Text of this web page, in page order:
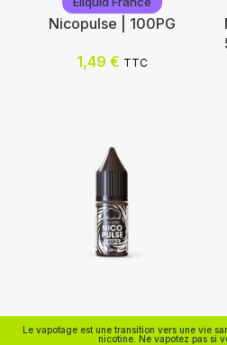
Choix des options
Nicopulse | 100PG
1,49 € TTC
Le vapotage est une transition vers une vie
nicotine. Ne vapotez pas si